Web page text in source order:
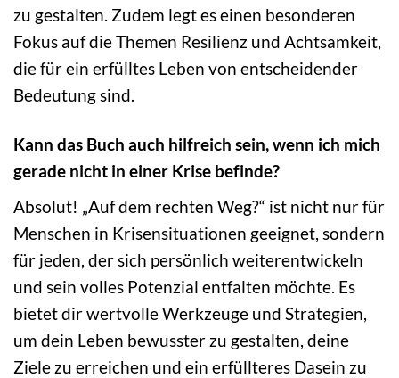
zu gestalten. Zudem legt es einen besonderen
Fokus auf die Themen Resilienz und Achtsamkeit,
die für ein erfülltes Leben von entscheidender
Bedeutung sind.
Kann das Buch auch hilfreich sein, wenn ich mich
gerade nicht in einer Krise befinde?
Absolut! „Auf dem rechten Weg?“ ist nicht nur für
Menschen in Krisensituationen geeignet, sondern
für jeden, der sich persönlich weiterentwickeln
und sein volles Potenzial entfalten möchte. Es
bietet dir wertvolle Werkzeuge und Strategien,
um dein Leben bewusster zu gestalten, deine
Ziele zu erreichen und ein erfüllteres Dasein zu